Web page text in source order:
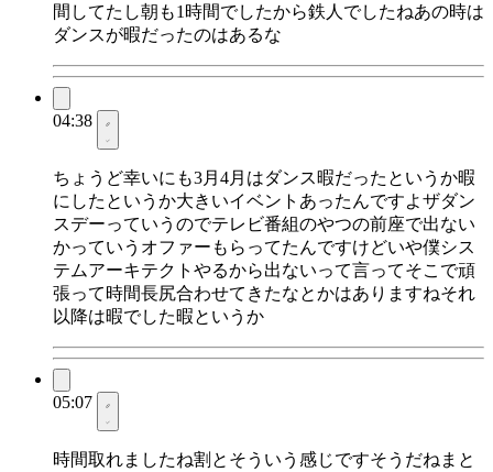
間してたし朝も1時間でしたから鉄人でしたねあの時は
ダンスが暇だったのはあるな
04:38
ちょうど幸いにも3月4月はダンス暇だったというか暇
にしたというか大きいイベントあったんですよザダン
スデーっていうのでテレビ番組のやつの前座で出ない
かっていうオファーもらってたんですけどいや僕シス
テムアーキテクトやるから出ないって言ってそこで頑
張って時間長尻合わせてきたなとかはありますねそれ
以降は暇でした暇というか
05:07
時間取れましたね割とそういう感じですそうだねまと